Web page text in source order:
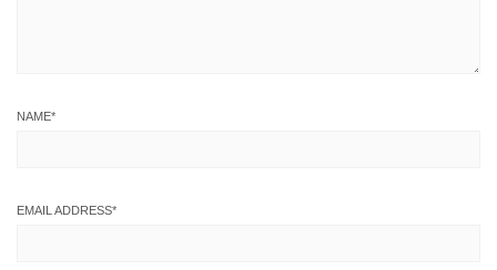
NAME*
EMAIL ADDRESS*